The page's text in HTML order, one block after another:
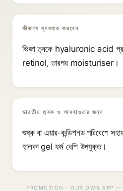
কীভাবে ব্যবহার করবেন
ভিজা ত্বকে hyaluronic acid
retinol, তারপর moisturiser।
ভারতীয় ত্বক ও আবহাওয়ার জন্য
শুষ্ক বা এয়ার-কন্ডিশনড পরিবেশে
হালকা gel ফর্ম বেশি উপযুক্ত।
PROMOTION · OUR OWN APP —